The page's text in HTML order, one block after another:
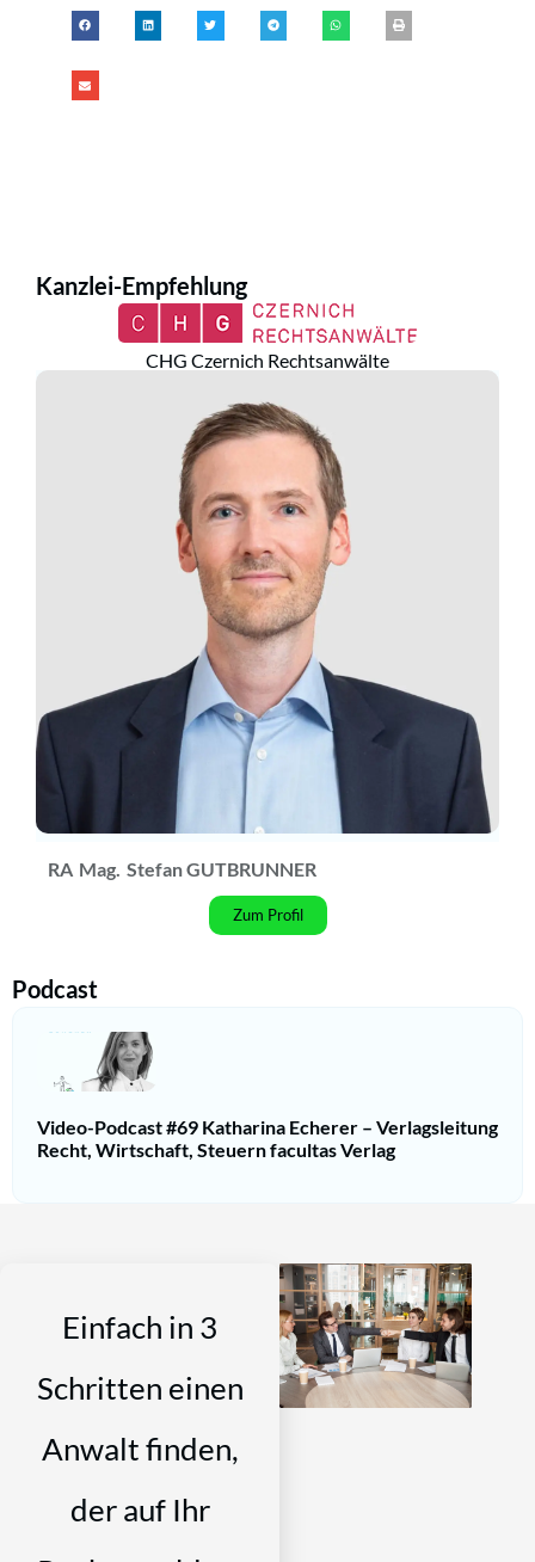
Kanzlei-Empfehlung
CHG Czernich Rechtsanwälte
RA Mag. Stefan GUTBRUNNER
Zum Profil
Podcast
Video-Podcast #69 Katharina Echerer – Verlagsleitung
Recht, Wirtschaft, Steuern facultas Verlag
Einfach in 3
Schritten einen
Anwalt finden,
der auf Ihr